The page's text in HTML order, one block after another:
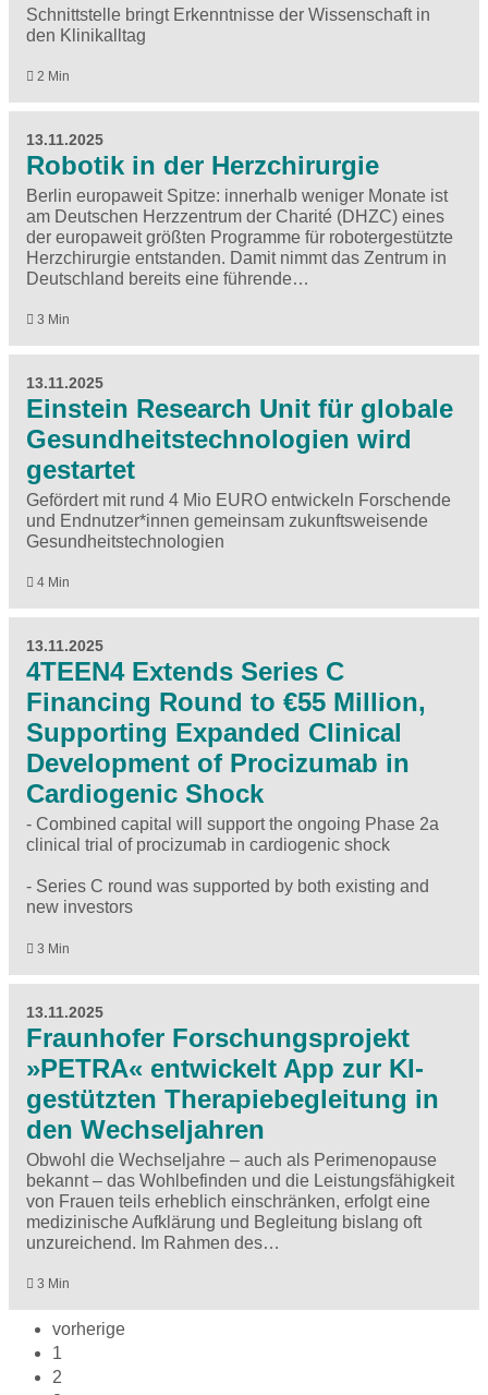
Schnittstelle bringt Erkenntnisse der Wissenschaft in
den Klinikalltag
2 Min
13.11.2025
Robotik in der Herzchirurgie
Berlin europaweit Spitze: innerhalb weniger Monate ist
am Deutschen Herzzentrum der Charité (DHZC) eines
der europaweit größten Programme für robotergestützte
Herzchirurgie entstanden. Damit nimmt das Zentrum in
Deutschland bereits eine führende…
3 Min
13.11.2025
Einstein Research Unit für globale
Gesundheitstechnologien wird
gestartet
Gefördert mit rund 4 Mio EURO entwickeln Forschende
und Endnutzer*innen gemeinsam zukunftsweisende
Gesundheitstechnologien
4 Min
13.11.2025
4TEEN4 Extends Series C
Financing Round to €55 Million,
Supporting Expanded Clinical
Development of Procizumab in
Cardiogenic Shock
- Combined capital will support the ongoing Phase 2a
clinical trial of procizumab in cardiogenic shock
- Series C round was supported by both existing and
new investors
3 Min
13.11.2025
Fraunhofer Forschungsprojekt
»PETRA« entwickelt App zur KI-
gestützten Therapiebegleitung in
den Wechseljahren
Obwohl die Wechseljahre – auch als Perimenopause
bekannt – das Wohlbefinden und die Leistungsfähigkeit
von Frauen teils erheblich einschränken, erfolgt eine
medizinische Aufklärung und Begleitung bislang oft
unzureichend. Im Rahmen des…
3 Min
vorherige
1
2